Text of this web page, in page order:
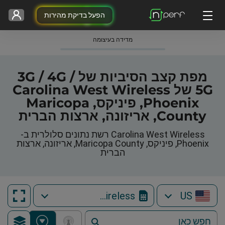
הפעל בדיקת מהירות
מדידה בעיצומה
מפת קצב הסיביות של 3G / 4G /
5G של Carolina West Wireless
Phoenix, פיניקס, Maricopa
County, אריזונה, ארצות הברית
Carolina West Wireless רשת נתונים סלולרית ב-
Phoenix, פיניקס, Maricopa County, אריזונה, ארצות
הברית
US
Carolina West Wireless